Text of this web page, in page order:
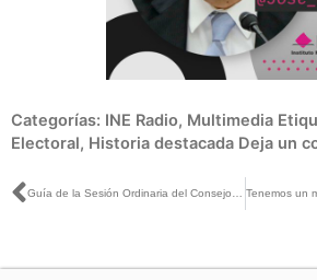
Categorías: INE Radio, Multimedia
Electoral, Historia destacada Deja un
Ant